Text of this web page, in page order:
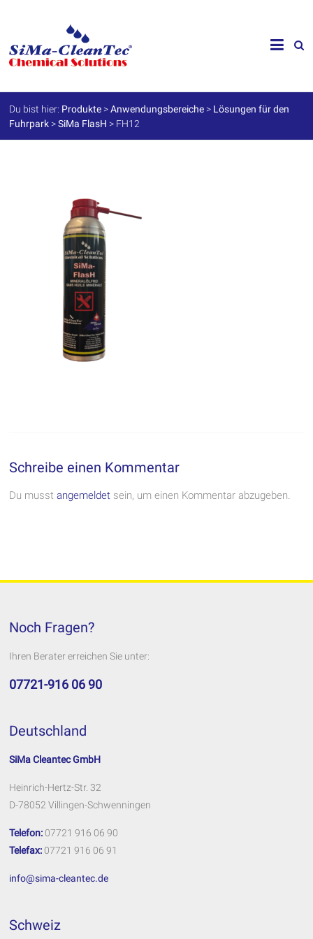
SiMa-
Cleantec
GmbH
Spezialprodukte
für
Du bist hier: Produkte >Anwendungsbereiche > Lösungen für den
Fuhrpark >SiMa FlasH > FH12
Schreibe einen Kommentar
Du musstangemeldet sein, um einen Kommentar abzugeben.
Noch Fragen?
Ihren Berater erreichen Sie unter:
07721-916 06 90
Deutschland
SiMa Cleantec GmbH
Heinrich-Hertz-Str. 32
D-78052 Villingen-Schwenningen
Telefon: 07721 916 06 90
Telefax: 07721 916 06 91
info@sima-cleantec.de
Schweiz